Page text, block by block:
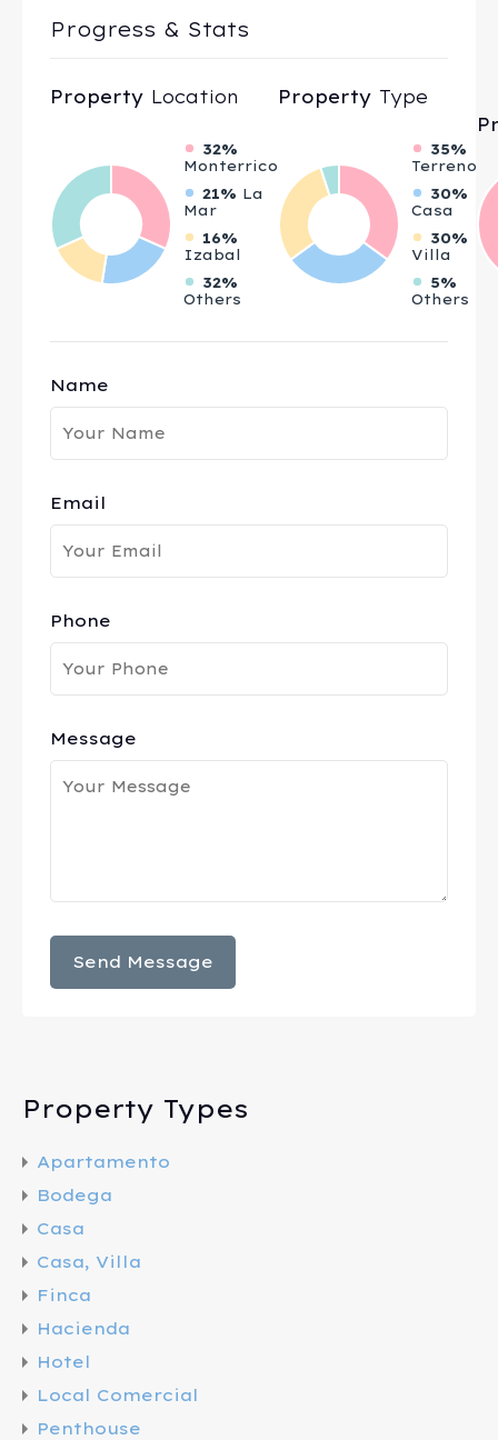
Progress & Stats
Property Location
32%
Monterrico
21% La
Mar
16%
Izabal
32%
Others
Property Type
35%
Terreno
30%
Casa
30%
Villa
5%
Others
Name
Email
Phone
Message
Property Types
Apartamento
Bodega
Casa
Casa, Villa
Finca
Hacienda
Hotel
Local Comercial
Penthouse